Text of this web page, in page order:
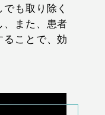
も取り除く
、また、患者
ことで、効